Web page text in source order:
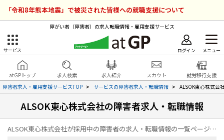
「令和8年熊本地震」で被災された皆様への就職支援について
障がい者（障害者）の求人転職情報・雇用支援サービス
サービス ログイン メニュー
atGPトップ 求人検索 求人紹介 スカウト
就労移行支援
障害者求人・雇用支援サービスTOP
サービスの障害者求人・転職情報 ALSOK東心株式会
ALSOK東心株式会社の障害者求人・転職情報
ALSOK東心株式会社が採用中の障害者の求人・転職情報の一覧ページです。
障害者雇用のアットジーピー
サービスラインナップ
就転職支援サービス
障害者専門の就転職支援サービス
ログイン 会員登録 無料
atGPトップ